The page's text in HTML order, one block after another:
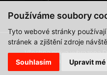
Používáme soubory
Tyto webové stránky
stránek a zjištění zdroje
Souhlasím Upravit
Všechna práva vyhrazena
Zásady zpracování